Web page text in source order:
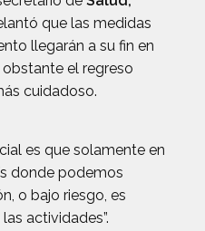
que las medidas
llegarán a su fin en
el regreso
cuidadoso.
es que solamente en
donde podemos
o bajo riesgo, es
actividades”.